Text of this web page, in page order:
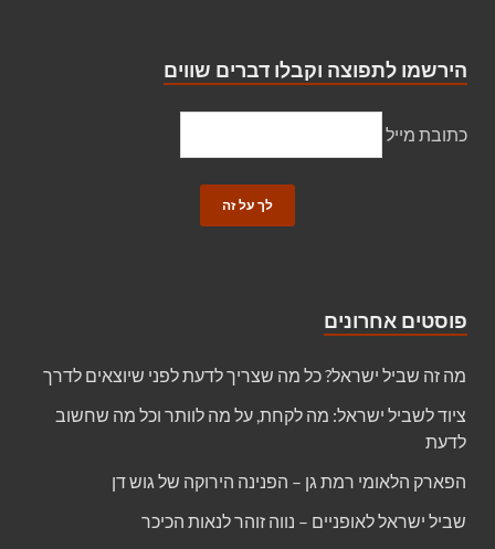
הירשמו לתפוצה וקבלו דברים שווים
כתובת מייל
פוסטים אחרונים
מה זה שביל ישראל? כל מה שצריך לדעת לפני שיוצאים לדרך
ציוד לשביל ישראל: מה לקחת, על מה לוותר וכל מה שחשוב
לדעת
הפארק הלאומי רמת גן – הפנינה הירוקה של גוש דן
שביל ישראל לאופניים – נווה זוהר לנאות הכיכר